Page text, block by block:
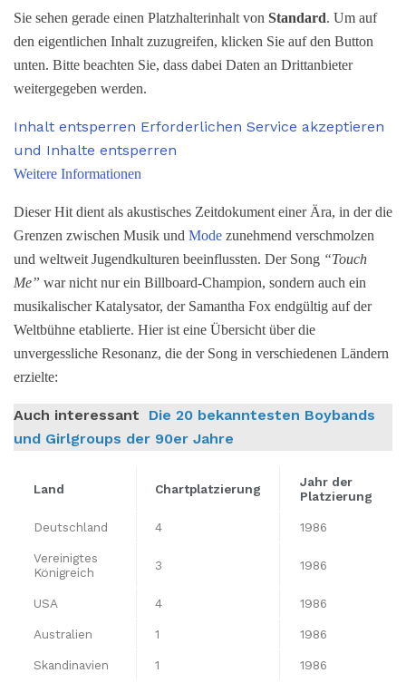
Sie sehen gerade einen Platzhalterinhalt von Standard. Um auf
den eigentlichen Inhalt zuzugreifen, klicken Sie auf den Button
unten. Bitte beachten Sie, dass dabei Daten an Drittanbieter
weitergegeben werden.
Inhalt entsperren Erforderlichen Service akzeptieren
und Inhalte entsperren
Weitere Informationen
Dieser Hit dient als akustisches Zeitdokument einer Ära, in der die
Grenzen zwischen Musik und Mode zunehmend verschmolzen
und weltweit Jugendkulturen beeinflussten. Der Song “Touch
Me” war nicht nur ein Billboard-Champion, sondern auch ein
musikalischer Katalysator, der Samantha Fox endgültig auf der
Weltbühne etablierte. Hier ist eine Übersicht über die
unvergessliche Resonanz, die der Song in verschiedenen Ländern
erzielte:
Auch interessant
Die 20 bekanntesten Boybands
und Girlgroups der 90er Jahre
Land Chartplatzierung
Jahr der
Platzierung
Deutschland 4 1986
Vereinigtes
Königreich
3 1986
USA 4 1986
Australien 1 1986
Skandinavien 1 1986